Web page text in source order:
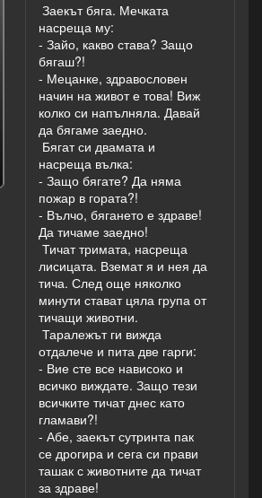
Заекът бяга. Мечката
насреща му:
- Зайо, какво става? Защо
бягаш?!
- Мецанке, здравословен
начин на живот е това! Виж
колко си напълняла. Давай
да бягаме заедно.
Бягат си двамата и
насреща вълка:
- Защо бягате? Да няма
пожар в гората?!
- Вълчо, бягането е здраве!
Да тичаме заедно!
Тичат тримата, насреща
лисицата. Вземат я и нея да
тича. След още няколко
минути стават цяла група от
тичащи животни.
Таралежът ги вижда
отдалече и пита две гарги:
- Вие сте все нависоко и
всичко виждате. Защо тези
всичките тичат днес като
гламави?!
- Абе, заекът сутринта пак
се дрогира и сега си прави
ташак с животните да тичат
за здраве!